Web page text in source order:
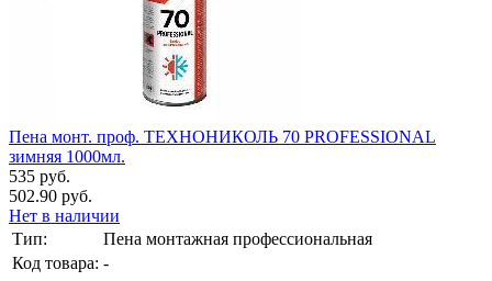
Пена монт. проф. ТЕХНОНИКОЛЬ 70 PROFESSIONAL
зимняя 1000мл.
535 руб.
502.90 руб.
Нет в наличии
Тип:
Пена монтажная профессиональная
Код товара: -